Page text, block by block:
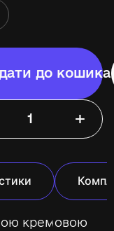
+
до кошика
кремовою